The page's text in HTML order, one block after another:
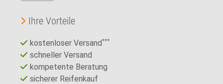
Ihre Vorteile
kostenloser Versand***
schneller Versand
kompetente Beratung
sicherer Reifenkauf